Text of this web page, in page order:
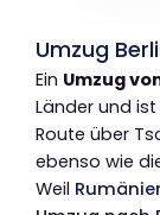
Umzug
Ein Umzug
Länder und
Route über
ebenso wie
Weil